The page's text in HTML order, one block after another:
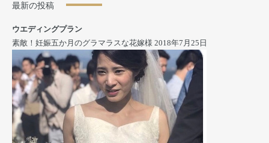
最新の投稿
ウエディングプラン
素敵！妊娠五か月のグラマラスな花嫁様 2018年7月25日